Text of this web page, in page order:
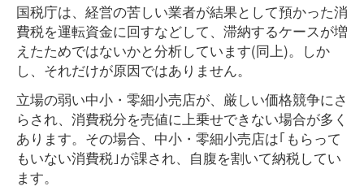
国税庁は、経営の苦しい業者が結果として預かった消
費税を運転資金に回すなどして、滞納するケースが増
えたためではないかと分析しています(同上)。しか
し、それだけが原因ではありません。
立場の弱い中小・零細小売店が、厳しい価格競争にさ
らされ、消費税分を売値に上乗せできない場合が多く
あります。その場合、中小・零細小売店は｢もらって
もいない消費税｣が課され、自腹を割いて納税してい
ます。